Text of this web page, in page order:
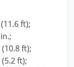
ft);
ft);
ft);